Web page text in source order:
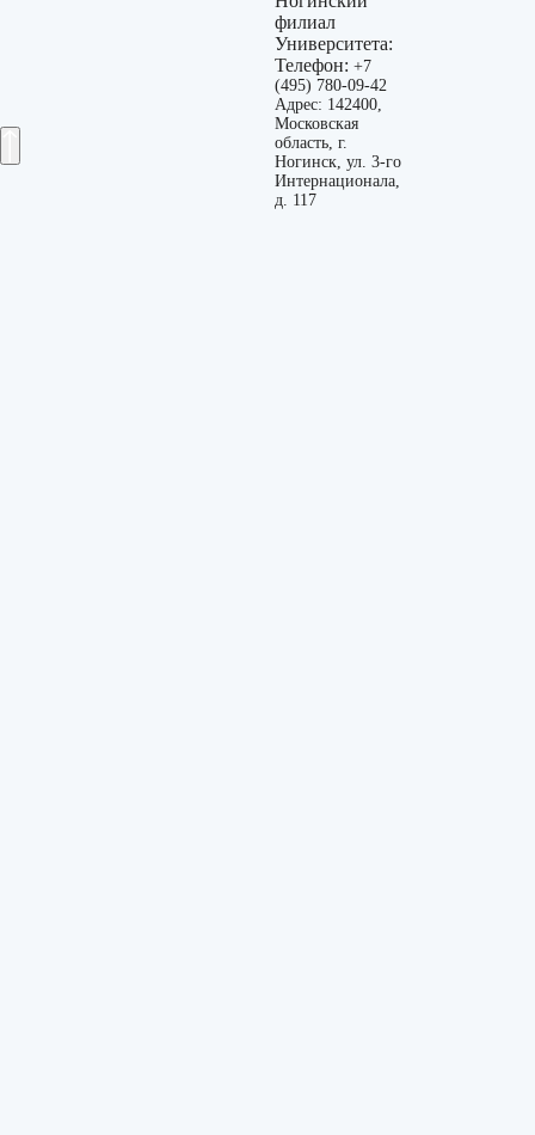
филиал
Университета:
Телефон: +7
(495) 780-09-42
Адрес: 142400,
Московская
область, г.
Ногинск, ул. 3-го
Интернационала,
д. 117